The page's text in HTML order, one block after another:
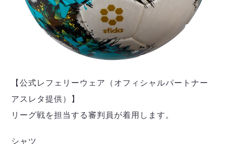
【公式レフェリーウェア（オフィシャルパートナー
アスレタ提供）】
リーグ戦を担当する審判員が着用します。
シャツ